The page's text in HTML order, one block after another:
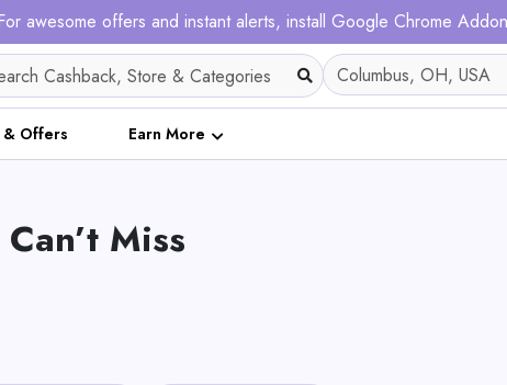
awesome offers and instant alerts, install Google Chrome Addon
& Offers Earn More
Miss